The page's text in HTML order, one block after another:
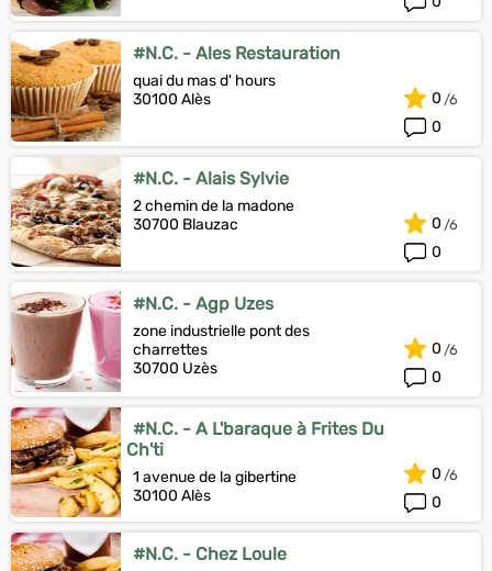
#N.C. - Ales Restauration
quai du mas d' hours
30100 Alès
0
0
#N.C. - Alais Sylvie
2 chemin de la madone
30700 Blauzac
0
0
#N.C. - Agp Uzes
zone industrielle pont des
charrettes
30700 Uzès
0
0
#N.C. - A L'baraque à Frites Du
Ch'ti
1 avenue de la gibertine
30100 Alès
0
0
#N.C. - Chez Loule